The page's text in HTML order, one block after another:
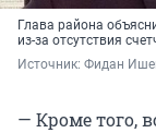
Глава района
из-за отсутствия
Источник: Фидан
— Кроме того,